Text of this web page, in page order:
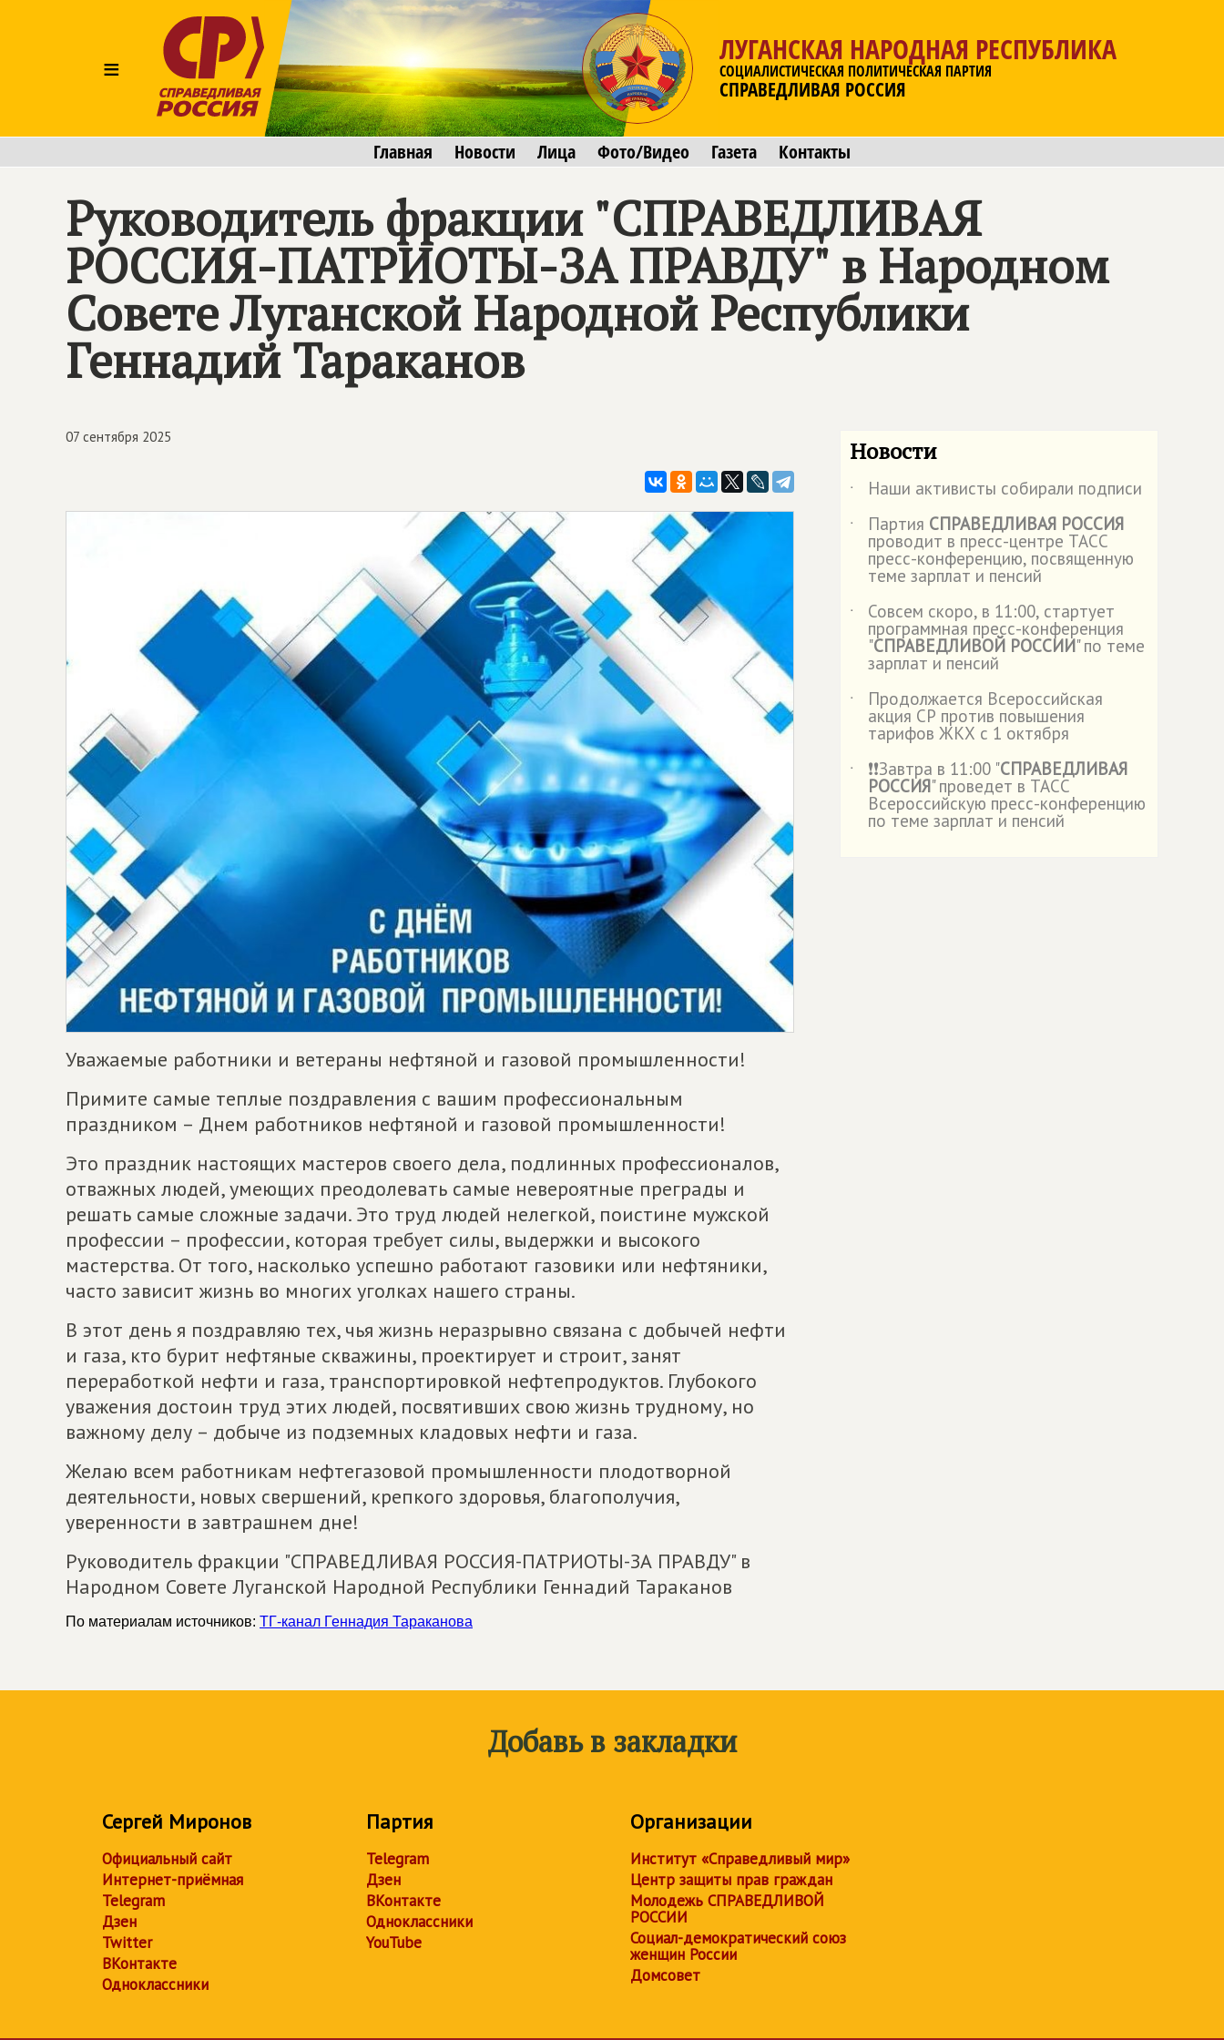
≡
ЛУГАНСКАЯ НАРОДНАЯ РЕСПУБЛИКА
СОЦИАЛИСТИЧЕСКАЯ ПОЛИТИЧЕСКАЯ ПАРТИЯ
СПРАВЕДЛИВАЯ РОССИЯ
Главная Новости Лица Фото/Видео Газета Контакты
Руководитель фракции "СПРАВЕДЛИВАЯ
РОССИЯ-ПАТРИОТЫ-ЗА ПРАВДУ" в Народном
Совете Луганской Народной Республики
Геннадий Тараканов
07 сентября 2025
Уважаемые работники и ветераны нефтяной и газовой промышленности!
Примите самые теплые поздравления с вашим профессиональным
праздником – Днем работников нефтяной и газовой промышленности!
Это праздник настоящих мастеров своего дела, подлинных профессионалов,
отважных людей, умеющих преодолевать самые невероятные преграды и
решать самые сложные задачи. Это труд людей нелегкой, поистине мужской
профессии – профессии, которая требует силы, выдержки и высокого
мастерства. От того, насколько успешно работают газовики или нефтяники,
часто зависит жизнь во многих уголках нашего страны.
В этот день я поздравляю тех, чья жизнь неразрывно связана с добычей нефти
и газа, кто бурит нефтяные скважины, проектирует и строит, занят
переработкой нефти и газа, транспортировкой нефтепродуктов. Глубокого
уважения достоин труд этих людей, посвятивших свою жизнь трудному, но
важному делу – добыче из подземных кладовых нефти и газа.
Желаю всем работникам нефтегазовой промышленности плодотворной
деятельности, новых свершений, крепкого здоровья, благополучия,
уверенности в завтрашнем дне!
Руководитель фракции "СПРАВЕДЛИВАЯ РОССИЯ-ПАТРИОТЫ-ЗА ПРАВДУ" в
Народном Совете Луганской Народной Республики Геннадий Тараканов
По материалам источников: ТГ-канал Геннадия Тараканова
Новости
˙
Наши активисты собирали подписи
˙
Партия СПРАВЕДЛИВАЯ РОССИЯ
проводит в пресс-центре ТАСС
пресс-конференцию, посвященную
теме зарплат и пенсий
˙
Совсем скоро, в 11:00, стартует
программная пресс-конференция
"СПРАВЕДЛИВОЙ РОССИИ" по теме
зарплат и пенсий
˙
Продолжается Всероссийская
акция СР против повышения
тарифов ЖКХ с 1 октября
˙
❗️❗️Завтра в 11:00 "СПРАВЕДЛИВАЯ
РОССИЯ" проведет в ТАСС
Всероссийскую пресс-конференцию
по теме зарплат и пенсий
Добавь в закладки
Сергей Миронов
Официальный сайт
Интернет-приёмная
Telegram
Дзен
Twitter
ВКонтакте
Одноклассники
Партия
Telegram
Дзен
ВКонтакте
Одноклассники
YouTube
Организации
Институт «Справедливый мир»
Центр защиты прав граждан
Молодежь СПРАВЕДЛИВОЙ
РОССИИ
Социал-демократический союз
женщин России
Домсовет